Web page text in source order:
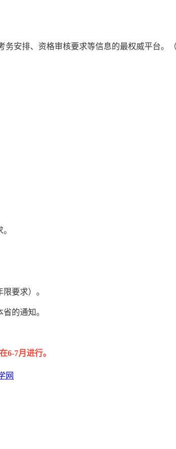
安排、资格审核要求等信息的最权威平台。
要求）。
的通知。
6-7月进行。
网